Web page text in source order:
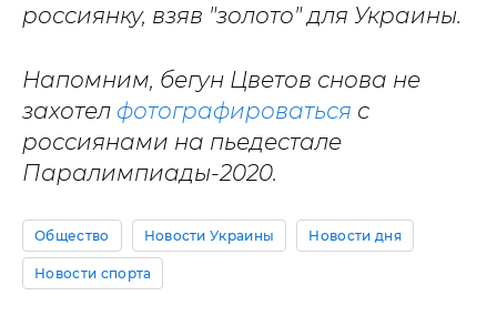
россиянку, взяв "золото" для Украины.
Напомним, бегун Цветов снова не
захотел фотографироваться с
россиянами на пьедестале
Паралимпиады-2020.
Общество Новости Украины Новости дня
Новости спорта